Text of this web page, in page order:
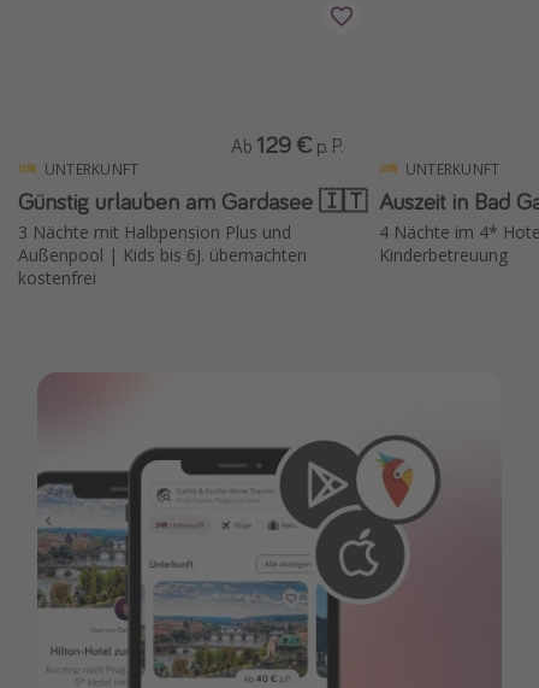
UNTERKUNFT
Günstig urlauben am Gardasee 🇮🇹
3 Nächte mit Halbpension Plus und
Außenpool | Kids bis 6J. übernachten
kostenfrei
Ab 129 € p. P.
UNTERKUNFT
Auszeit in Bad
4 Nächte im 4*
Kinderbetreuung